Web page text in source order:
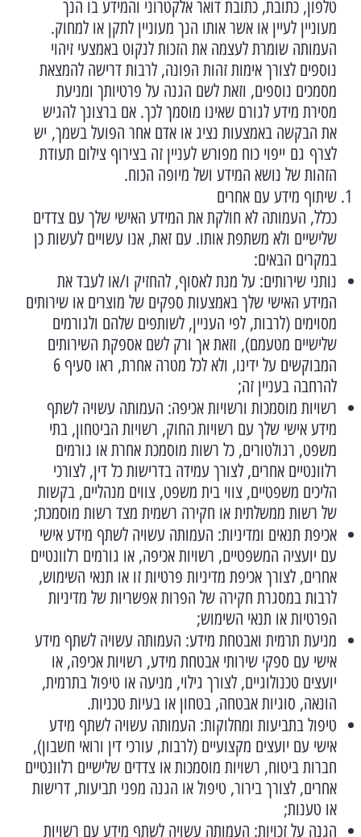
טלפון, כתובת, כתובת דואר אלקטרוני והמידע בו הנך
מעוניין לעיין או אשר אותו הנך מעוניין לתקן או למחוק.
העמותה שומרת לעצמה את הזכות לנקוט באמצעי זיהוי
נוספים לצורך אימות זהות הפונה, לרבות דרישה להמצאת
מסמכים נוספים, וזאת לשם הגנה על פרטיותך ומניעת
מסירת מידע לגורם שאינו מוסמך לכך. אם ברצונך להגיש
את הבקשה באמצעות נציג או אדם אחר הפועל בשמך, יש
לצרף גם ייפוי כוח מפורש לעניין זה בצירוף צילום תעודת
הזהות של נושא המידע ושל מיופה הכוח.
שיתוף מידע עם אחרים
ככלל, העמותה לא חולקת את המידע האישי שלך עם צדדים
שלישיים ולא משתפת אותו. עם זאת, אנו עשויים לעשות כן
במקרים הבאים:
נותני שירותים: על מנת לאסוף, להחזיק ו/או לעבד את
המידע האישי שלך באמצעות ספקים של מוצרים או שירותים
מסוימים (לרבות, לפי העניין, לשותפים שלהם ולגורמים
שלישיים מטעמם), וזאת אך ורק לשם אספקת השירותים
המבוקשים על ידינו, ולא לכל מטרה אחרת, ראו סעיף 6
להרחבה בעניין זה;
רשויות מוסמכות ורשויות אכיפה: העמותה עשויה לשתף
מידע אישי שלך עם רשויות החוק, רשויות הביטחון, בתי
משפט, רגולטורים, כל רשות מוסמכת אחרת או גורמים
רלוונטיים אחרים, לצורך עמידה בדרישות כל דין, לצורכי
הליכים משפטיים, צווי בית משפט, צווים מנהליים, בקשות
של רשות ממשלתית או חקירה רשמית מצד רשות מוסמכת;
אכיפת תנאים ומדיניות: העמותה עשויה לשתף מידע אישי
עם יועציה המשפטיים, רשויות אכיפה, או גורמים רלוונטיים
אחרים, לצורך אכיפת מדיניות פרטיות זו או תנאי השימוש,
לרבות במסגרת חקירה של הפרות אפשריות של מדיניות
הפרטיות או תנאי השימוש;
מניעת תרמית ואבטחת מידע: העמותה עשויה לשתף מידע
אישי עם ספקי שירותי אבטחת מידע, רשויות אכיפה, או
יועצים טכנולוגיים, לצורך גילוי, מניעה או טיפול בתרמית,
הונאה, סוגיות אבטחה, בטחון או בעיות טכניות.
טיפול בתביעות ומחלוקות: העמותה עשויה לשתף מידע
אישי עם יועצים מקצועיים (לרבות, עורכי דין ורואי חשבון),
חברות ביטוח, רשויות מוסמכות או צדדים שלישיים רלוונטיים
אחרים, לצורך בירור, טיפול או הגנה מפני תביעות, דרישות
או טענות;
הגנה על זכויות: העמותה עשויה לשתף מידע עם רשויות